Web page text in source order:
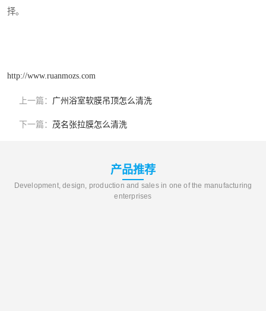
择。
http://www.ruanmozs.com
上一篇： 广州浴室软膜吊顶怎么清洗
下一篇： 茂名张拉膜怎么清洗
产品推荐
Development, design, production and sales in one of the manufacturing
enterprises